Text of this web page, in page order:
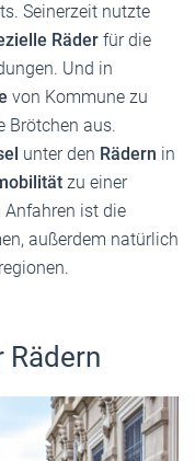
Seinerzeit nutzte
Räder für die
Und in
von Kommune zu
Brötchen aus.
unter den Rädern in
zu einer
Anfahren ist die
außerdem natürlich
Rädern